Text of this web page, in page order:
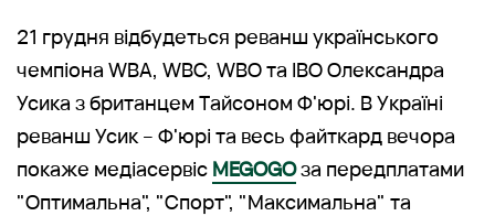
21 грудня відбудеться реванш українського
чемпіона WBA, WBC, WBO та IBO Олександра
Усика з британцем Тайсоном Ф'юрі. В Україні
реванш Усик – Ф'юрі та весь файткард вечора
покаже медіасервіс MEGOGOза передплатами
"Оптимальна", "Спорт", "Максимальна" та